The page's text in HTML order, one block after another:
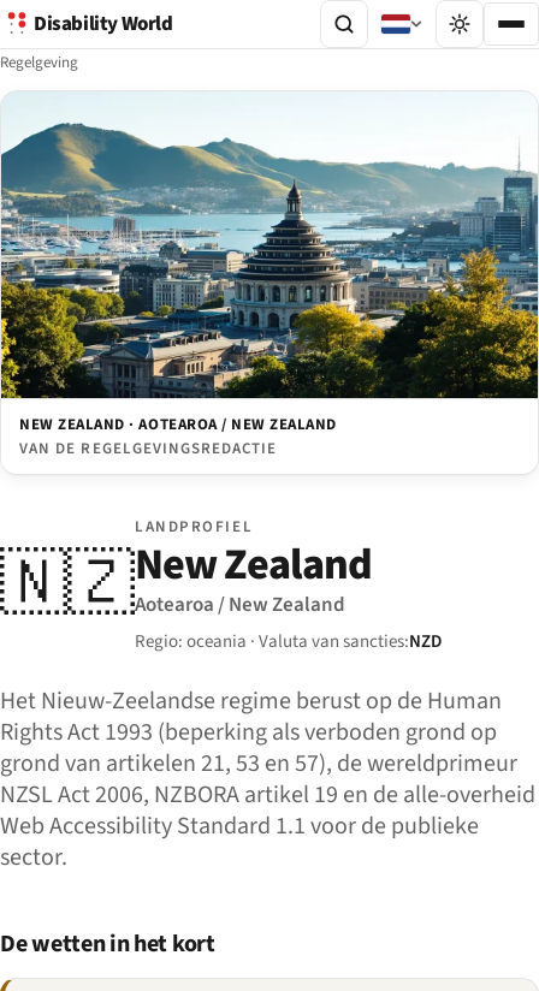
Disability World
Regelgeving
NEW ZEALAND · AOTEAROA / NEW ZEALAND
VAN DE REGELGEVINGSREDACTIE
🇳🇿
LANDPROFIEL
New Zealand
Aotearoa / New Zealand
Regio: oceania · Valuta van sancties:NZD
Het Nieuw-Zeelandse regime berust op de Human
Rights Act 1993 (beperking als verboden grond op
grond van artikelen 21, 53 en 57), de wereldprimeur
NZSL Act 2006, NZBORA artikel 19 en de alle-overheid
Web Accessibility Standard 1.1 voor de publieke
sector.
De wetten in het kort